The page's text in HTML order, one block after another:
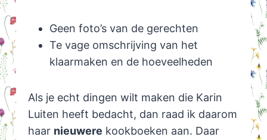
Geen foto’s van de gerechten
Te vage omschrijving van het
klaarmaken en de hoeveelheden
Als je echt dingen wilt maken die Karin
Luiten heeft bedacht, dan raad ik daarom
haar nieuwere kookboeken aan. Daar